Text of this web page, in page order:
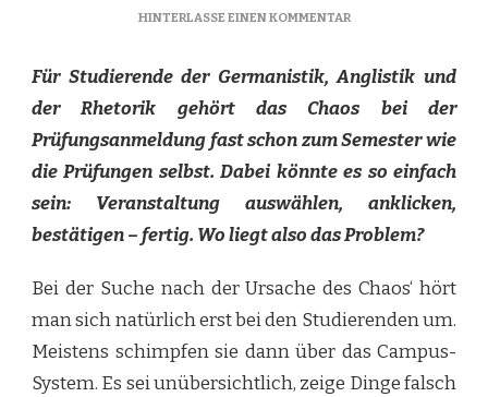
HINTERLASSE EINEN KOMMENTARZU
CHAOS
Für Studierende der Germanistik, Anglistik und
der Rhetorik gehört das Chaos bei der
Prüfungsanmeldung fast schon zum Semester wie
die Prüfungen selbst. Dabei könnte es so einfach
sein: Veranstaltung auswählen, anklicken,
bestätigen – fertig. Wo liegt also das Problem?
Bei der Suche nach der Ursache des Chaos‘ hört
man sich natürlich erst bei den Studierenden um.
Meistens schimpfen sie dann über das Campus-
System. Es sei unübersichtlich, zeige Dinge falsch